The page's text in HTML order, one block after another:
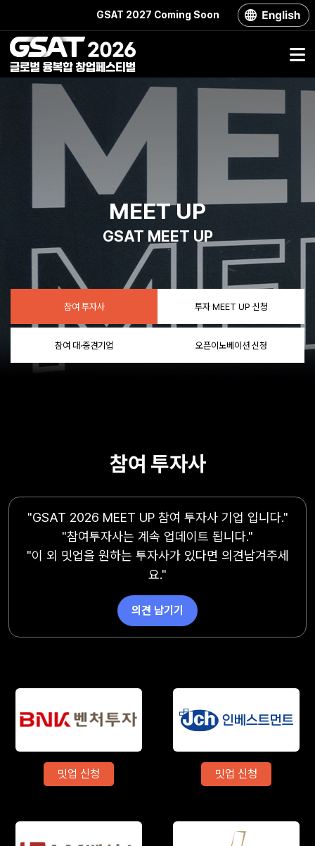
GSAT 2027 Coming Soon
MEET UP
GSAT MEET UP
참여 투자사 투자 MEET UP 신청
참여 대·중견기업 오픈이노베이션 신청
참여 투자사
"GSAT 2026 MEET UP 참여 투자사 기업 입니다."
"참여투자사는 계속 업데이트 됩니다."
"이 외 밋업을 원하는 투자사가 있다면 의견남겨주세
요."
의견 남기기
밋업 신청 밋업 신청